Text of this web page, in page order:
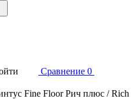
Сравнение 0
Fine Floor Рич плюс / Rich